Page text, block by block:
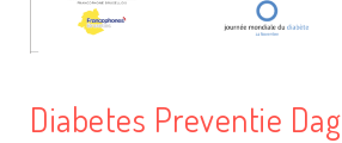
Diabetes Preventie Dag